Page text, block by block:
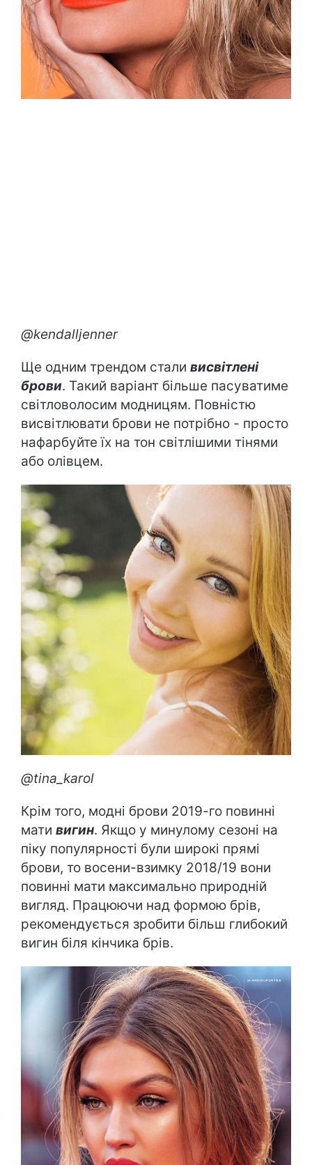
@kendalljenner
Ще одним трендом стали висвітлені
брови. Такий варіант більше пасуватиме
світловолосим модницям. Повністю
висвітлювати брови не потрібно - просто
нафарбуйте їх на тон світлішими тінями
або олівцем.
@tina_karol
Крім того, модні брови 2019-го повинні
мати вигин. Якщо у минулому сезоні на
піку популярності були широкі прямі
брови, то восени-взимку 2018/19 вони
повинні мати максимально природній
вигляд. Працюючи над формою брів,
рекомендується зробити більш глибокий
вигин біля кінчика брів.